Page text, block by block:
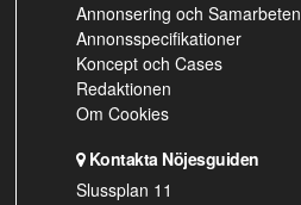
Annonsering och Samarbeten
Annonsspecifikationer
Koncept och Cases
Redaktionen
Om Cookies
Kontakta Nöjesguiden
Slussplan 11